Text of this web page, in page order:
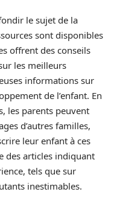
le sujet de la
sont disponibles
offrent des conseils
les meilleurs
informations sur
de l’enfant. En
les parents peuvent
d’autres familles,
leur enfant à ces
des articles indiquant
tels que sur
inestimables.